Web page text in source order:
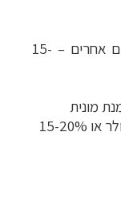
• נהגי מוניות, מספרות ושירותים אישיים אחרים – 15-